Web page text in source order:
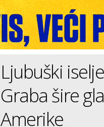
Ljubuški
Graba šire
Amerike